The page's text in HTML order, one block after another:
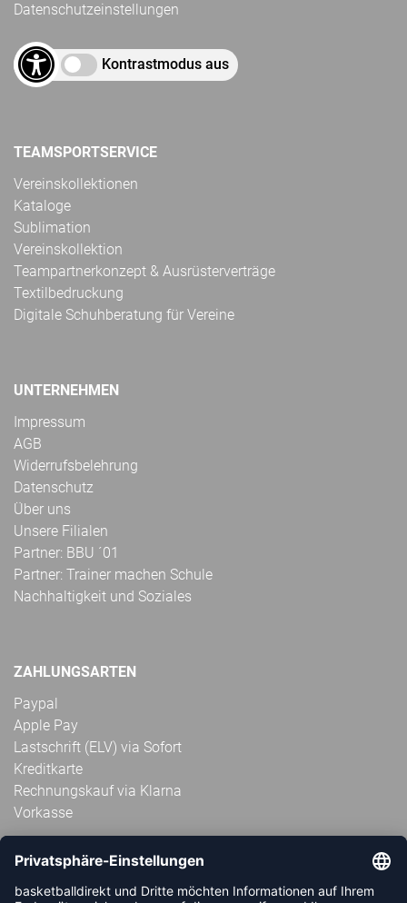
Datenschutzeinstellungen
Kontrastmodus aus
TEAMSPORTSERVICE
Vereinskollektionen
Kataloge
Sublimation
Vereinskollektion
Teampartnerkonzept & Ausrüsterverträge
Textilbedruckung
Digitale Schuhberatung für Vereine
UNTERNEHMEN
Impressum
AGB
Widerrufsbelehrung
Datenschutz
Über uns
Unsere Filialen
Partner: BBU ´01
Partner: Trainer machen Schule
Nachhaltigkeit und Soziales
ZAHLUNGSARTEN
Paypal
Apple Pay
Lastschrift (ELV) via Sofort
Kreditkarte
Rechnungskauf via Klarna
Vorkasse
ABONNIERE JETZT DEN KOSTENLOSEN
HANDBALLDIREKT-NEWSLETTER UND VERPASSE KEINE